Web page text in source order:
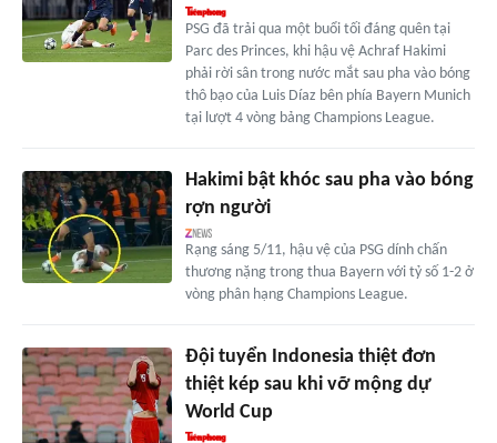
PSG đã trải qua một buổi tối đáng quên tại
Parc des Princes, khi hậu vệ Achraf Hakimi
phải rời sân trong nước mắt sau pha vào bóng
thô bạo của Luis Díaz bên phía Bayern Munich
tại lượt 4 vòng bảng Champions League.
Hakimi bật khóc sau pha vào bóng
rợn người
Rạng sáng 5/11, hậu vệ của PSG dính chấn
thương nặng trong thua Bayern với tỷ số 1-2 ở
vòng phân hạng Champions League.
Đội tuyển Indonesia thiệt đơn
thiệt kép sau khi vỡ mộng dự
World Cup